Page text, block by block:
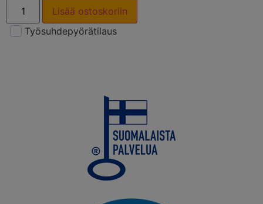
Lisää ostoskoriin
Työsuhdepyörätilaus